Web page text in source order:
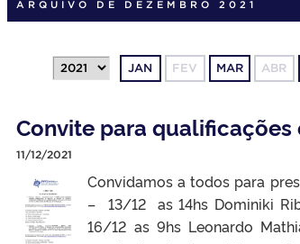
ARQUIVO DE DEZEMBRO 2021
JAN FEV MAR ABR
Convite para qualificações
11/12/2021
Convidamos a todos para
– 13/12 as 14hs Dominiki
16/12 as 9hs Leonardo